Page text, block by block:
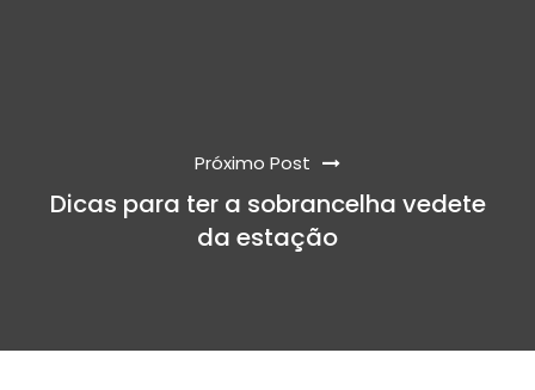
Próximo Post
Dicas para ter a sobrancelha vedete
da estação